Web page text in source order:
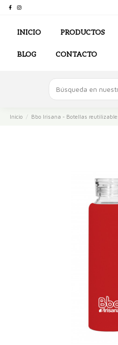
INICIO PRODUCTOS
BLOG CONTACTO
Inicio Bbo Irisana - Botellas